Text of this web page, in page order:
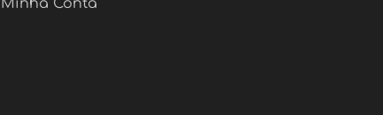
Minha Conta